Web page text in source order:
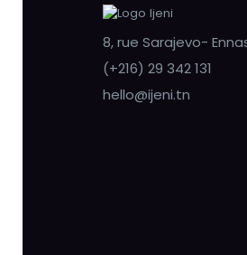
8, rue Sarajevo-
(+216) 29 342 131
hello@ijeni.tn